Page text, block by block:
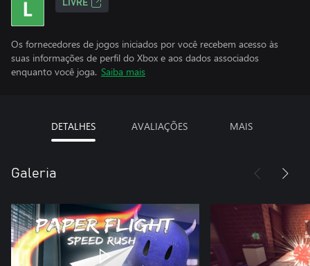
LIVRE
Os fornecedores de jogos iniciados por você recebem acesso às
suas informações de perfil do Xbox e aos dados associados
enquanto você joga. Saiba mais
DETALHES AVALIAÇÕES MAIS
Galeria